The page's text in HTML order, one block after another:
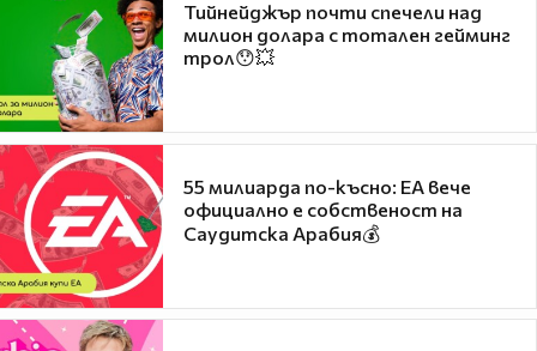
Тийнейджър почти спечели над
милион долара с тотален гейминг
трол😯💥
55 милиарда по-късно: EA вече
официално е собственост на
Саудитска Арабия💰